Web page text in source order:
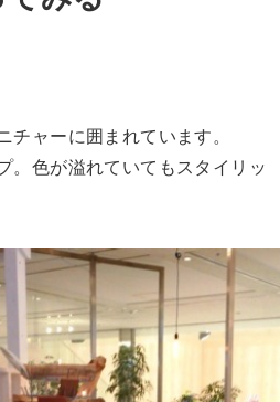
チャーに囲まれています。
。色が溢れていてもスタイリッ